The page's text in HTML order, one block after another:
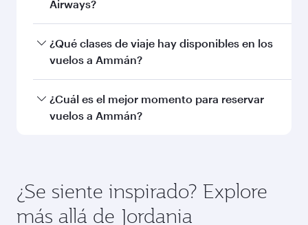
Turista
De EUR 1060
25 Ene 2027 - 01 Feb 2027
De EUR 784